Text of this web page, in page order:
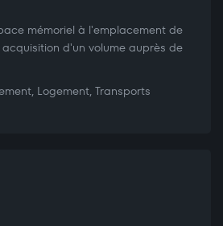
mémoriel à l'emplacement de
d'un volume auprès de
Logement, Transports